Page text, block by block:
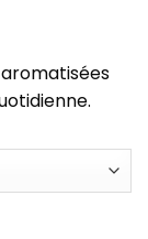
aromatisées
Labs